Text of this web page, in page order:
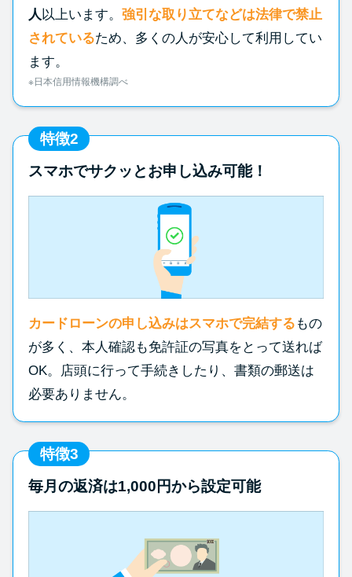
人以上います。強引な取り立てなどは法律で禁止
されているため、多くの人が安心して利用してい
ます。
※日本信用情報機構調べ
特徴2
スマホでサクッとお申し込み可能！
カードローンの申し込みはスマホで完結する もの
が多く、本人確認も免許証の写真をとって送れば
OK。店頭に行って手続きしたり、書類の郵送は
必要ありません。
特徴3
毎月の返済は1,000円から設定可能